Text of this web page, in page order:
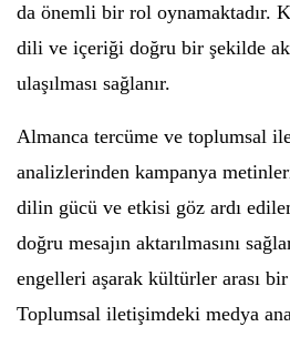
da önemli bir rol oynamaktadır.
dili ve içeriği doğru bir şekilde
ulaşılması sağlanır.
Almanca tercüme ve toplumsal
analizlerinden kampanya
dilin gücü ve etkisi göz ardı
doğru mesajın aktarılmasını
engelleri aşarak kültürler arası
Toplumsal iletişimdeki medya